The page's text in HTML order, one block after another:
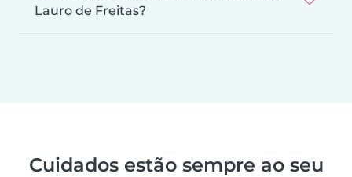
Lauro de Freitas?
Cuidados estão sempre ao seu